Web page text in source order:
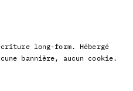
long-form. Hébergé
bannière, aucun cookie.